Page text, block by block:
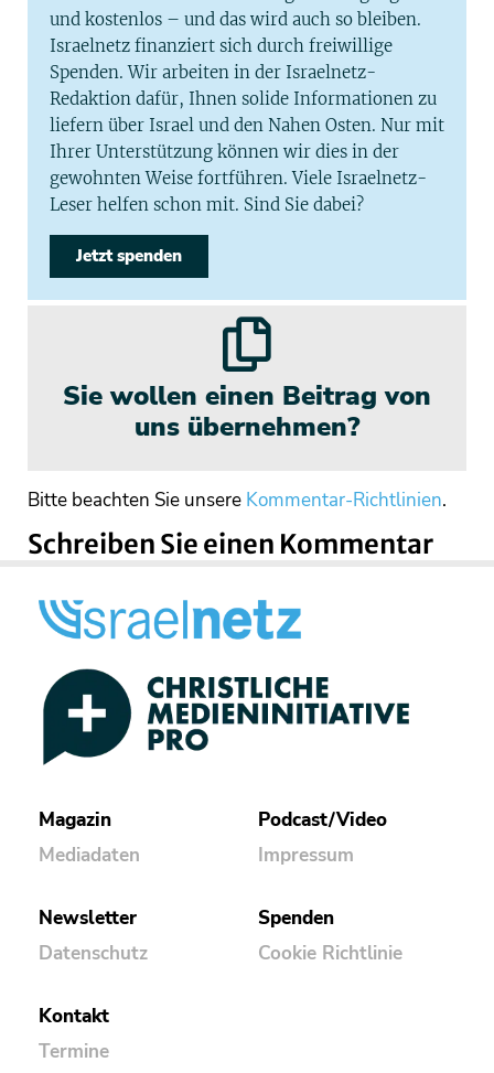
und kostenlos – und das wird auch so bleiben.
Israelnetz finanziert sich durch freiwillige
Spenden. Wir arbeiten in der Israelnetz-
Redaktion dafür, Ihnen solide Informationen zu
liefern über Israel und den Nahen Osten. Nur mit
Ihrer Unterstützung können wir dies in der
gewohnten Weise fortführen. Viele Israelnetz-
Leser helfen schon mit. Sind Sie dabei?
Jetzt spenden
Sie wollen einen Beitrag von
uns übernehmen?
Bitte beachten Sie unsere Kommentar-Richtlinien.
Schreiben Sie einen Kommentar
Magazin
Mediadaten
Podcast/Video
Impressum
Newsletter
Datenschutz
Spenden
Cookie Richtlinie
Kontakt
Termine